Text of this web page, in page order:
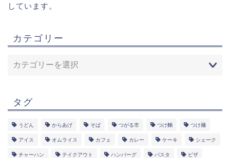
しています。
カテゴリー
タグ
うどん からあげ そば つがる市 つけ麵 つけ麺
アイス オムライス カフェ カレー ケーキ シェーク
チャーハン テイクアウト ハンバーグ パスタ ピザ